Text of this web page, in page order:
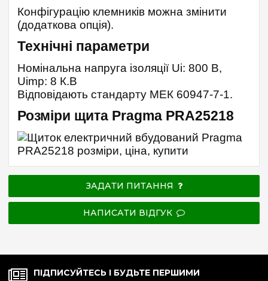
Конфігурацію клемників можна змінити
(додаткова опція).
Технічні параметри
Номінальна напруга ізоляції Ui: 800 В,
Uimp: 8 К.В
Відповідають стандарту МЕК 60947-7-1.
Розміри щита Pragma PRA25218
ЗАДАТИ ПИТАННЯ
НАПИСАТИ ВІДГУК
ПІДПИСУЙТЕСЬ І БУДЬТЕ ПЕРШИМИ